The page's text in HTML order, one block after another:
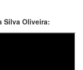
Silva Oliveira: